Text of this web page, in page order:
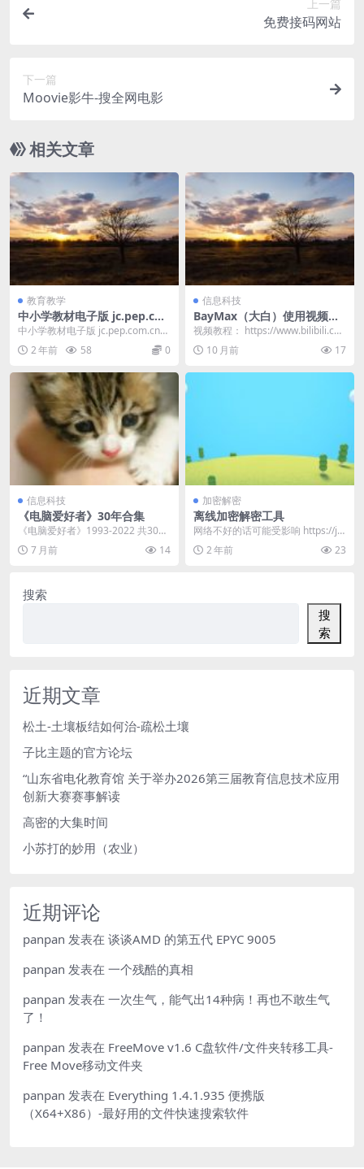
上一篇
免费接码网站
下一篇
Moovie影牛-搜全网电影
相关文章
教育教学
中小学教材电子版 jc.pep.co
m.cn 下载器
中小学教材电子版 jc.pep.com.cn
下载器
2 年前 58 0
信息科技
BayMax（大白）使用视频教
程（2025）
视频教程： https://www.bilibili.co
m/video/BV1...
10 月前 17
信息科技
《电脑爱好者》30年合集
《电脑爱好者》1993-2022 共30年
合集 电脑知识合集 现已停更：
7 月前 14
加密解密
离线加密解密工具
网络不好的话可能受影响 https://jia
jiemi.panpan.org/
2 年前 23
搜索
搜
索
近期文章
松土-土壤板结如何治-疏松土壤
子比主题的官方论坛
“山东省电化教育馆 关于举办2026第三届教育信息技术应用
创新大赛赛事解读
高密的大集时间
小苏打的妙用（农业）
近期评论
panpan 发表在 谈谈AMD 的第五代 EPYC 9005
panpan 发表在 一个残酷的真相
panpan 发表在 一次生气，能气出14种病！再也不敢生气
了！
panpan 发表在 FreeMove v1.6 C盘软件/文件夹转移工具-
Free Move移动文件夹
panpan 发表在 Everything 1.4.1.935 便携版
（X64+X86）-最好用的文件快速搜索软件